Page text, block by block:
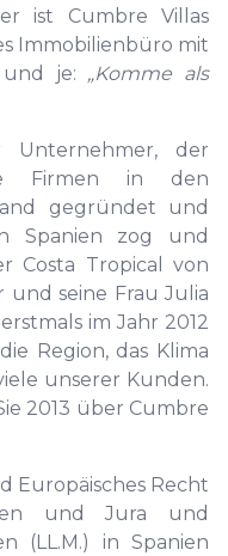
ist Cumbre Villas
Immobilienbüro mit
je: „Komme als
Unternehmer, der
Firmen in den
gegründet und
Spanien zog und
Costa Tropical von
und seine Frau Julia
im Jahr 2012
Region, das Klima
unserer Kunden.
2013 über Cumbre
Europäisches Recht
und Jura und
(LL.M.) in Spanien